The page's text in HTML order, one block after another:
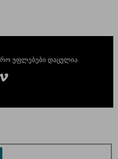
უფლებები დაცულია